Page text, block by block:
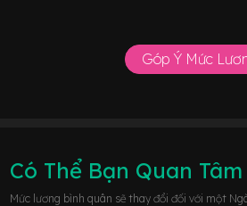
Góp Ý Mức
Có Thể Bạn Quan Tâm
Mức lương bình quân sẽ thay đổi đối với một